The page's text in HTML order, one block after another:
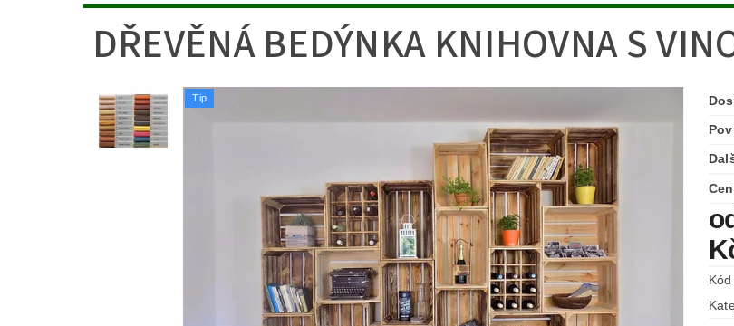
DŘEVĚNÁ BEDÝNKA KNIHOVNA S
Tip